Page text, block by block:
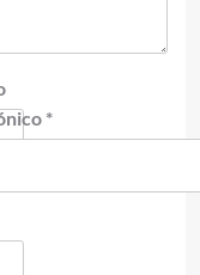
*